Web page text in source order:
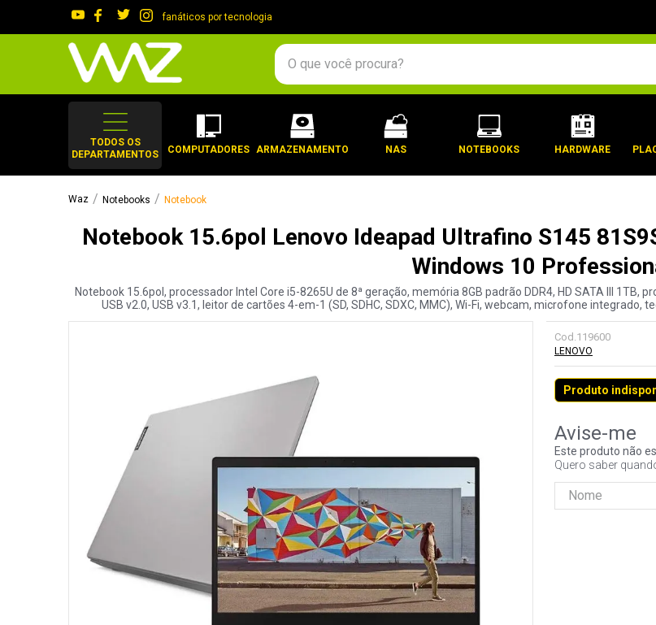
fanáticos por tecnologia
O que você procura?
TODOS OS
DEPARTAMENTOS
COMPUTADORES ARMAZENAMENTO NAS NOTEBOOKS HARDWARE
Notebooks Notebook
Notebook 15.6pol Lenovo Ideapad Ultrafino S145
Windows 10
Notebook 15.6pol, processador Intel Core i5-8265U de 8ª geração, memória 8GB padrão DDR4, HD SATA III 1TB,
USB v2.0, USB v3.1, leitor de cartões 4-em-1 (SD, SDHC, SDXC, MMC), Wi-Fi, webcam, microfone
Cod.119600
LENOVO
Produto
Este produto não
Quero saber
gabinete
2º
keychron
5º
openbox
7º
jonsbo
10º hd